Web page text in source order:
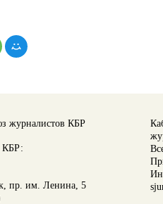
журналистов КБР
КБР:
пр. им. Ленина, 5